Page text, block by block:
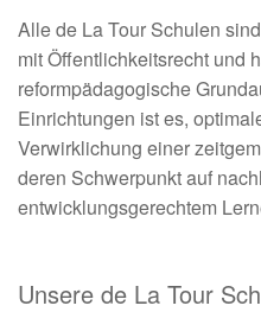
Alle de La Tour Schulen
mit Öffentlichkeitsrecht und
reformpädagogische
Einrichtungen ist es,
Verwirklichung einer
deren Schwerpunkt auf
entwicklungsgerechtem
Unsere de La Tour